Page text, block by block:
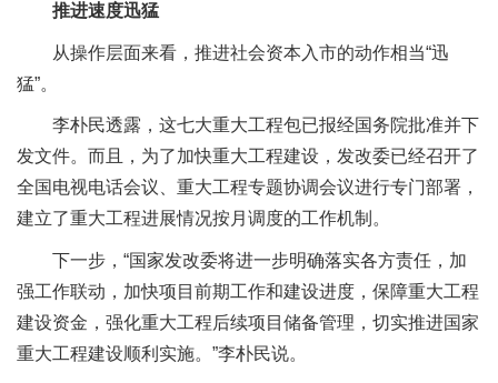
推进速度迅猛
从操作层面来看，推进社会资本入市的动作相当“迅
猛”。
李朴民透露，这七大重大工程包已报经国务院批准并下
发文件。而且，为了加快重大工程建设，发改委已经召开了
全国电视电话会议、重大工程专题协调会议进行专门部署，
建立了重大工程进展情况按月调度的工作机制。
下一步，“国家发改委将进一步明确落实各方责任，加
强工作联动，加快项目前期工作和建设进度，保障重大工程
建设资金，强化重大工程后续项目储备管理，切实推进国家
重大工程建设顺利实施。”李朴民说。